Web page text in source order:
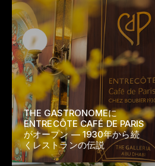
THE GASTRONOMEに
ENTRECÔTE CAFÉ DE PARIS
がオープン — 1930年から続
くレストランの伝説